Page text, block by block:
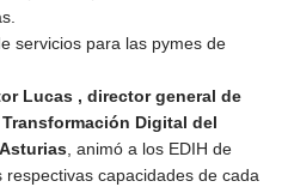
servicios para las pymes de
Lucas , director general de
Digital del
, animó a los EDIH de
capacidades de cada